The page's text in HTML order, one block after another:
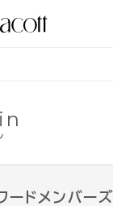
ードメンバーズ